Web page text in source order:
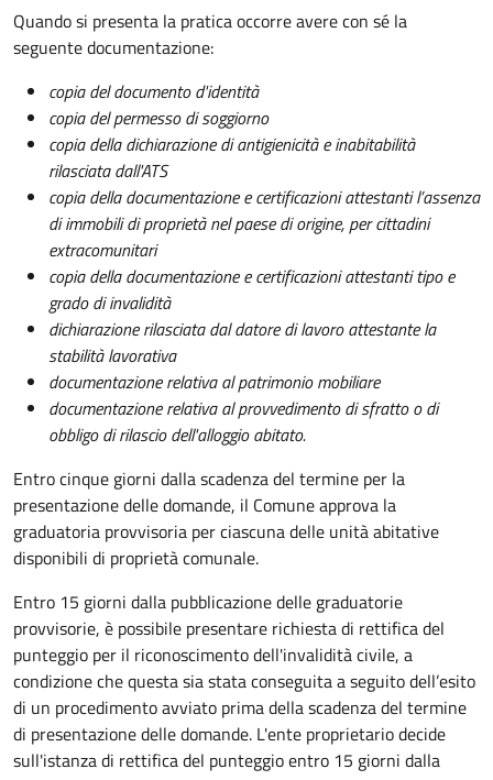
Quando si presenta la pratica occorre avere con sé la
seguente documentazione:
copia del documento d'identità
copia del permesso di soggiorno
copia della dichiarazione di antigienicità e inabitabilità
rilasciata dall'ATS
copia della documentazione e certificazioni attestanti l’assenza
di immobili di proprietà nel paese di origine, per cittadini
extracomunitari
copia della documentazione e certificazioni attestanti tipo e
grado di invalidità
dichiarazione rilasciata dal datore di lavoro attestante la
stabilità lavorativa
documentazione relativa al patrimonio mobiliare
documentazione relativa al provvedimento di sfratto o di
obbligo di rilascio dell'alloggio abitato.
Entro cinque giorni dalla scadenza del termine per la
presentazione delle domande, il Comune approva la
graduatoria provvisoria per ciascuna delle unità abitative
disponibili di proprietà comunale.
Entro 15 giorni dalla pubblicazione delle graduatorie
provvisorie, è possibile presentare richiesta di rettifica del
punteggio per il riconoscimento dell'invalidità civile, a
condizione che questa sia stata conseguita a seguito dell’esito
di un procedimento avviato prima della scadenza del termine
di presentazione delle domande. L'ente proprietario decide
sull'istanza di rettifica del punteggio entro 15 giorni dalla